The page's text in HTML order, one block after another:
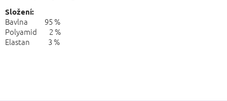
Složení:
Bavlna 95 %
Polyamid 2 %
Elastan 3 %